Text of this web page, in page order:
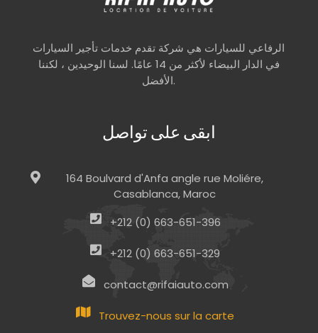
الرفاعي للسيارات هي شركة تقدم خدمات تأجير السيارات
في الدار البيضاء لأكثر من 14 عامًا. لسنا الوحيدين ، لكننا
الأفضل.
ابقى على تواصل
164 Boulvard d'Anfa angle rue Moliére,
Casablanca, Maroc
+212 (0) 663-651-396
+212 (0) 663-651-329
contact@rifaiauto.com
Trouvez-nous sur la carte